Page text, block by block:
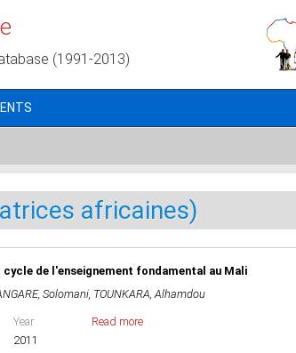
(1991-2013)
africaines)
de l'enseignement fondamental au Mali
Solomani, TOUNKARA, Alhamdou
Year
2011
Read more